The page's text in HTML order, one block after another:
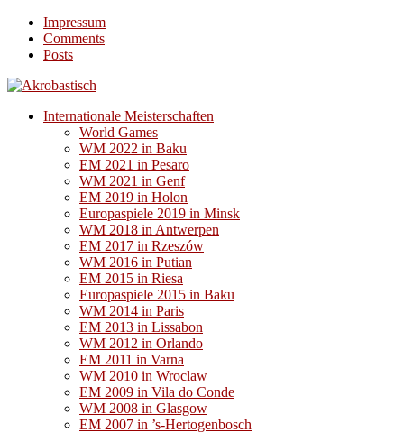
Impressum
Comments
Posts
Internationale Meisterschaften
World Games
WM 2022 in Baku
EM 2021 in Pesaro
WM 2021 in Genf
EM 2019 in Holon
Europaspiele 2019 in Minsk
WM 2018 in Antwerpen
EM 2017 in Rzeszów
WM 2016 in Putian
EM 2015 in Riesa
Europaspiele 2015 in Baku
WM 2014 in Paris
EM 2013 in Lissabon
WM 2012 in Orlando
EM 2011 in Varna
WM 2010 in Wroclaw
EM 2009 in Vila do Conde
WM 2008 in Glasgow
EM 2007 in ’s-Hertogenbosch